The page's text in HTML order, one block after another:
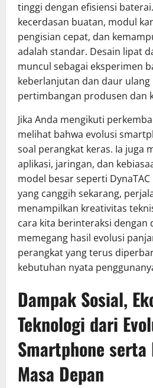
tinggi dengan efisiensi
kecerdasan buatan, modul
pengisian cepat, dan
adalah standar. Desain lipat
muncul sebagai eksperimen
keberlanjutan dan daur
pertimbangan produsen dan
Jika Anda mengikuti
melihat bahwa evolusi
soal perangkat keras. Ia juga
aplikasi, jaringan, dan
model besar seperti
yang canggih sekarang,
menampilkan kreativitas
cara kita berinteraksi dengan
memegang hasil evolusi
perangkat yang terus
kebutuhan nyata
Dampak Sosial,
Teknologi dari
Smartphone
Masa Depan